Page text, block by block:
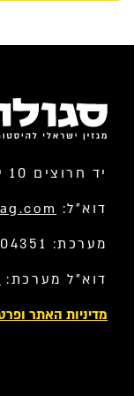
יד חרוצים 10 ירושלים 9342148
דוא”ל:
מערכת: 02-5004351
דוא”ל מערכת:
מדיניות האתר